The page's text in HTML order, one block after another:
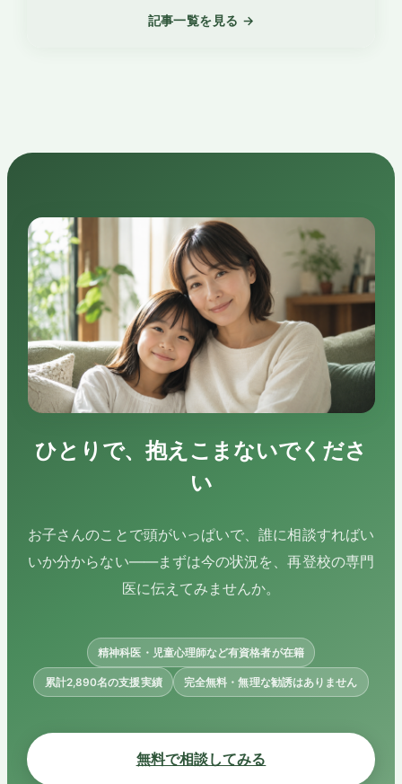
記事一覧を見る →
ひとりで、抱えこまないでくださ
い
お子さんのことで頭がいっぱいで、誰に相談すればい
いか分からない——まずは今の状況を、再登校の専門
医に伝えてみませんか。
精神科医・児童心理師など有資格者が在籍
累計2,890名の支援実績 完全無料・無理な勧誘はありません
無料で相談してみる